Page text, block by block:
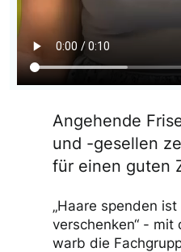
Angehende
und -gesellen
für einen guten
„Haare spenden
verschenken“ - mit
warb die